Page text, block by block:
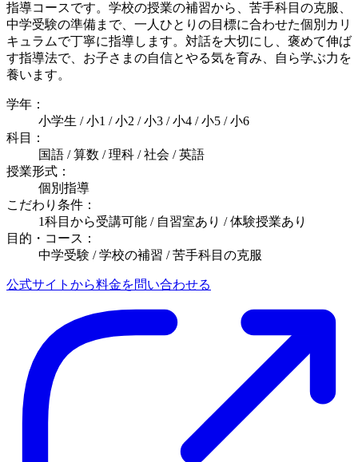
指導コースです。学校の授業の補習から、苦手科目の克服、
中学受験の準備まで、一人ひとりの目標に合わせた個別カリ
キュラムで丁寧に指導します。対話を大切にし、褒めて伸ば
す指導法で、お子さまの自信とやる気を育み、自ら学ぶ力を
養います。
学年：
小学生 / 小1 / 小2 / 小3 / 小4 / 小5 / 小6
科目：
国語 / 算数 / 理科 / 社会 / 英語
授業形式：
個別指導
こだわり条件：
1科目から受講可能 / 自習室あり / 体験授業あり
目的・コース：
中学受験 / 学校の補習 / 苦手科目の克服
公式サイトから料金を問い合わせる